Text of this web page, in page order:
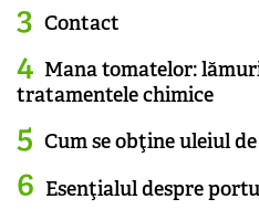
Contact
Mana tomatelor:
tratamentele chimice
Cum se obţine uleiul
Esenţialul despre